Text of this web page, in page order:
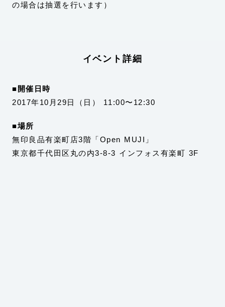
の場合は抽選を行います）
イベント詳細
■開催日時
2017年10月29日（日） 11:00〜12:30
■場所
無印良品有楽町店3階「Open MUJI」
東京都千代田区丸の内3-8-3 インフォス有楽町 3F